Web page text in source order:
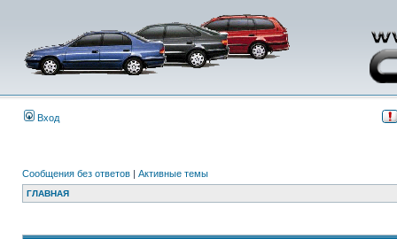
Вход
Сообщения без ответов | Активные темы
ГЛАВНАЯ